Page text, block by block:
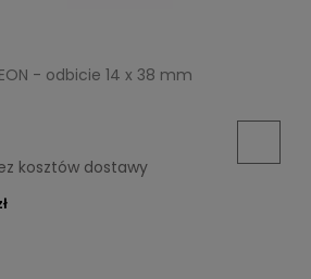
- odbicie 14 x 38 mm
kosztów dostawy